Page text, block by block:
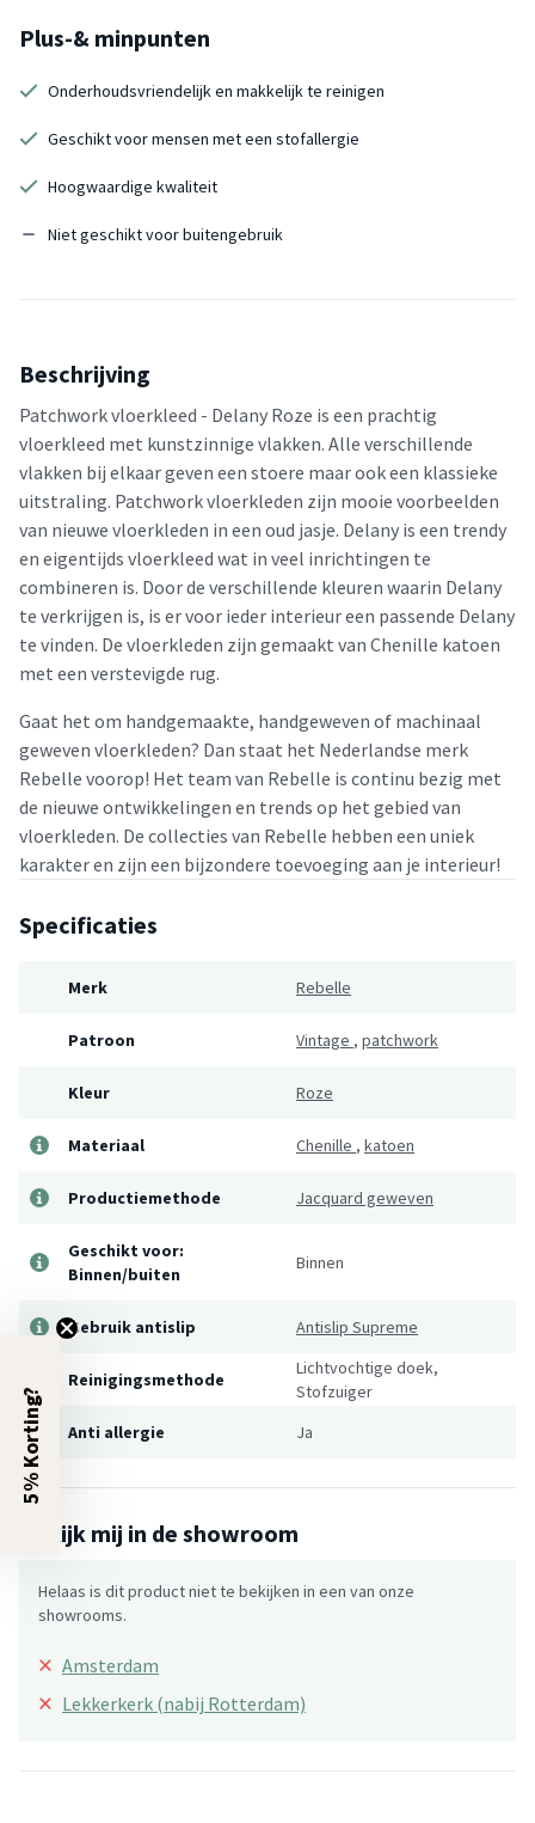
Plus-& minpunten
Onderhoudsvriendelijk en makkelijk te reinigen
Geschikt voor mensen met een stofallergie
Hoogwaardige kwaliteit
Niet geschikt voor buitengebruik
Beschrijving
Patchwork vloerkleed - Delany Roze is een prachtig
vloerkleed met kunstzinnige vlakken. Alle verschillende
vlakken bij elkaar geven een stoere maar ook een klassieke
uitstraling. Patchwork vloerkleden zijn mooie voorbeelden
van nieuwe vloerkleden in een oud jasje. Delany is een trendy
en eigentijds vloerkleed wat in veel inrichtingen te
combineren is. Door de verschillende kleuren waarin Delany
te verkrijgen is, is er voor ieder interieur een passende Delany
te vinden. De vloerkleden zijn gemaakt van Chenille katoen
met een verstevigde rug.
Gaat het om handgemaakte, handgeweven of machinaal
geweven vloerkleden? Dan staat het Nederlandse merk
Rebelle voorop! Het team van Rebelle is continu bezig met
de nieuwe ontwikkelingen en trends op het gebied van
vloerkleden. De collecties van Rebelle hebben een uniek
karakter en zijn een bijzondere toevoeging aan je interieur!
Specificaties
Merk Rebelle
Patroon Vintage , patchwork
Kleur Roze
Materiaal Chenille , katoen
Productiemethode Jacquard geweven
Geschikt voor:
Binnen/buiten
Binnen
Gebruik antislip Antislip Supreme
Reinigingsmethode
Lichtvochtige doek,
Stofzuiger
Anti allergie
Ja
Bekijk mij in de showroom
Helaas is dit product niet te bekijken in een van onze
showrooms.
× Amsterdam
× Lekkerkerk (nabij Rotterdam)
5% Korting?